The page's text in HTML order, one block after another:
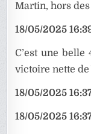
Martin, hors
18/05/2025
C’est une
victoire nette de
18/05/2025
18/05/2025